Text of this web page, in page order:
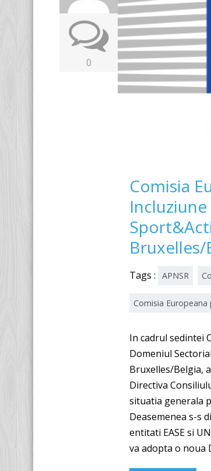
0
Comisia
Bruxelles/
Tags : APNSR
Comisia
In cadrul sedintei
Domeniul
Bruxelles/Belgia,
Directiva
situatia generala
Deasemenea s-s
entitati EASE si
va adopta o noua